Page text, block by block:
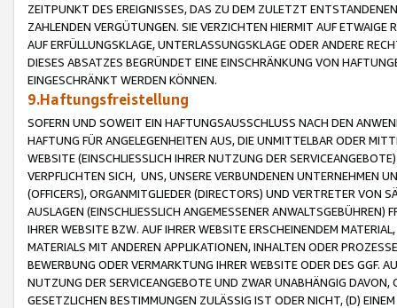
ZEITPUNKT DES EREIGNISSES, DAS ZU DEM ZULETZT
ZAHLENDEN VERGÜTUNGEN. SIE VERZICHTEN HIERMIT AUF
AUF ERFÜLLUNGSKLAGE, UNTERLASSUNGSKLAGE ODER ANDERE
DIESES ABSATZES BEGRÜNDET EINE EINSCHRÄNKUNG VON
EINGESCHRÄNKT WERDEN KÖNNEN.
9.Haftungsfreistellung
SOFERN UND SOWEIT EIN HAFTUNGSAUSSCHLUSS NACH DEN
HAFTUNG FÜR ANGELEGENHEITEN AUS, DIE UNMITTELBAR ODER
WEBSITE (EINSCHLIESSLICH IHRER NUTZUNG DER
VERPFLICHTEN SICH, UNS, UNSERE VERBUNDENEN UNTERNEHMEN
(OFFICERS), ORGANMITGLIEDER (DIRECTORS) UND VERTRETER VON
AUSLAGEN (EINSCHLIESSLICH ANGEMESSENER
IHRER WEBSITE BZW. AUF IHRER WEBSITE ERSCHEINENDEM
MATERIALS MIT ANDEREN APPLIKATIONEN, INHALTEN ODER
BEWERBUNG ODER VERMARKTUNG IHRER WEBSITE ODER DES GGF.
NUTZUNG DER SERVICEANGEBOTE UND ZWAR UNABHÄNGIG
GESETZLICHEN BESTIMMUNGEN ZULÄSSIG IST ODER NICHT, (D)